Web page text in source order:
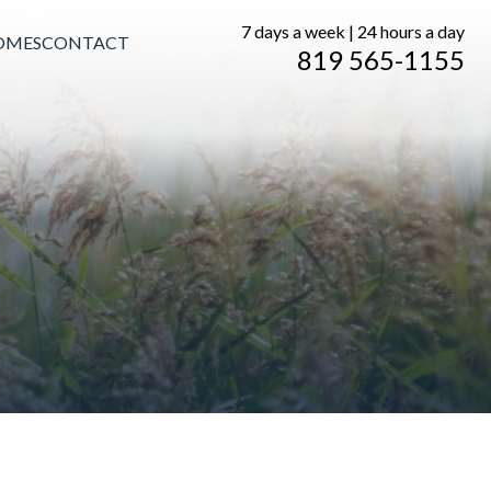
CONTACT
7 days a week | 24 hours a day
819 565-1155